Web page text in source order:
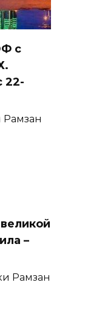
с
22-
Рамзан
–
Рамзан